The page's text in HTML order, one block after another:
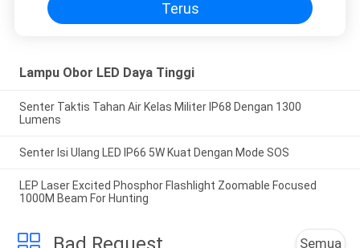
Terus
Lampu Obor LED Daya Tinggi
Senter Taktis Tahan Air Kelas Militer IP68 Dengan 1300
Lumens
Senter Isi Ulang LED IP66 5W Kuat Dengan Mode SOS
LEP Laser Excited Phosphor Flashlight Zoomable Focused
1000M Beam For Hunting
Semua